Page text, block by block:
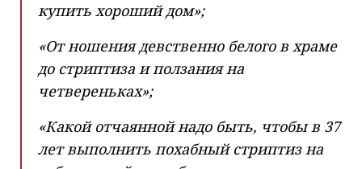
купить хороший дом»;
«От ношения девственно белого в храме
до стриптиза и ползания на
четвереньках»;
«Какой отчаянной надо быть, чтобы в 37
лет выполнить похабный стриптиз на